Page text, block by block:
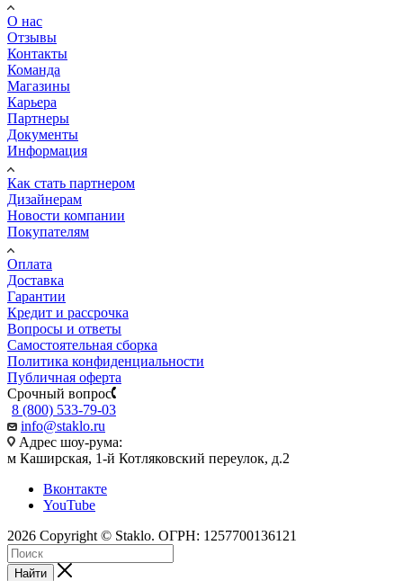
О нас
Отзывы
Контакты
Команда
Магазины
Карьера
Партнеры
Документы
Информация
Как стать партнером
Дизайнерам
Новости компании
Покупателям
Оплата
Доставка
Гарантии
Кредит и рассрочка
Вопросы и ответы
Самостоятельная сборка
Политика конфиденциальности
Публичная оферта
Срочный вопрос
8 (800) 533-79-03
info@staklo.ru
Адрес шоу-рума:
м Каширская, 1-й Котляковский переулок, д.2
Вконтакте
YouTube
2026 Copyright © Staklo. ОГРН: 1257700136121
Найти